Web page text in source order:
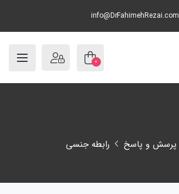
info@DrFahimehRezai.com
۰
پرسش و پاسخ رابطه جنسی